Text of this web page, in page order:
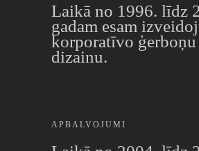
Laikā no 1996. līdz
gadam esam
korporatīvo
dizainu.
APBALVOJUMI